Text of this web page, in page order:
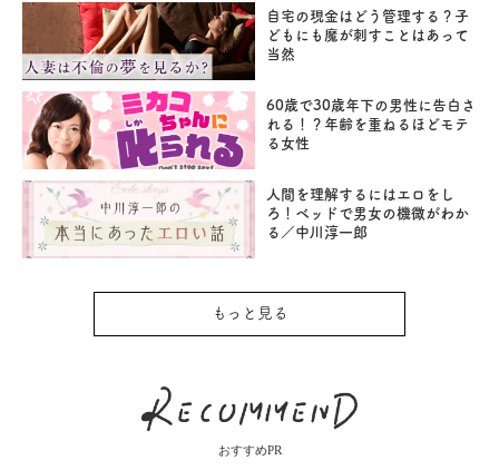
自宅の現金はどう管理する？子
どもにも魔が刺すことはあって
当然
60歳で30歳年下の男性に告白さ
れる！？年齢を重ねるほどモテ
る女性
人間を理解するにはエロをし
ろ！ベッドで男女の機微がわか
る／中川淳一郎
もっと見る
おすすめPR